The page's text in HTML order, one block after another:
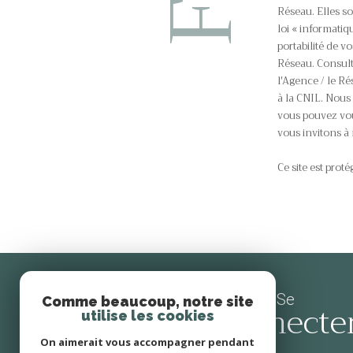
o
o
r
d
o
Réseau. Elles
loi «
portabilité de
Réseau.
l'Agence / le
à la CNIL.
vous pouvez
vous invitons à
Ce site est
Se
Comme beaucoup, notre site
utilise les cookies
On aimerait vous accompagner pendant